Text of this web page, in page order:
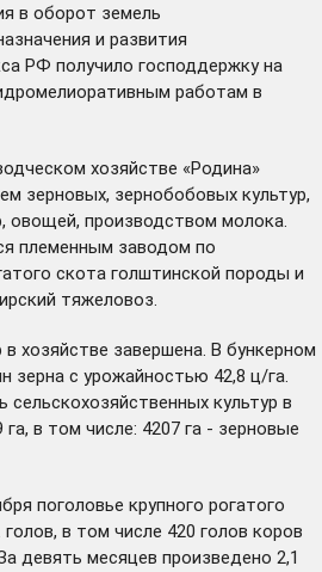
в оборот земель
и развития
РФ получило господдержку на
работам в
хозяйстве «Родина»
зерновых, зернобобовых культур,
овощей, производством молока.
племенным заводом по
скота голштинской породы и
тяжеловоз.
хозяйстве завершена. В бункерном
зерна с урожайностью 42,8 ц/га.
культур в
га, в том числе: 4207 га - зерновые
поголовье крупного рогатого
в том числе 420 голов коров
девять месяцев произведено 2,1